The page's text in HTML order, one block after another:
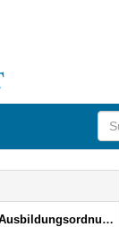
Bekanntmachung vom 29. September 1992 (GVBl. S. 461) BayRS 2038-3-4-4-1-K (§§ 1–28)